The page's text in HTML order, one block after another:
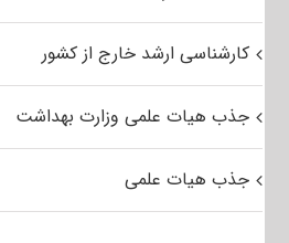
کارشناسی ارشد خارج از کشور
جذب هیات علمی وزارت بهداشت
جذب هیات علمی